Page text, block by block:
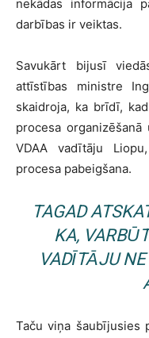
nekādas informācija
darbības ir veiktas.
Savukārt bijusī
attīstības ministre
skaidroja, ka brīdī,
procesa
VDAA vadītāju
procesa pabeigšana.
TAGAD
KA,
VADĪTĀJU
Taču viņa šaubījusies